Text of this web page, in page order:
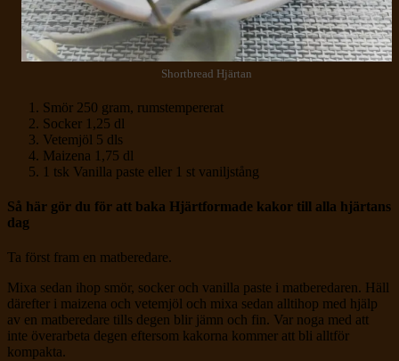
Shortbread Hjärtan
Smör 250 gram, rumstempererat
Socker 1,25 dl
Vetemjöl 5 dls
Maizena 1,75 dl
1 tsk Vanilla paste eller 1 st vaniljstång
Så här gör du för att baka Hjärtformade kakor till alla hjärtans
dag
Ta först fram en matberedare.
Mixa sedan ihop smör, socker och vanilla paste i matberedaren. Häll
därefter i maizena och vetemjöl och mixa sedan alltihop med hjälp
av en matberedare tills degen blir jämn och fin. Var noga med att
inte överarbeta degen eftersom kakorna kommer att bli alltför
kompakta.